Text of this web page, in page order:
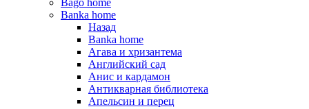
Bago home
Banka home
Назад
Banka home
Агава и хризантема
Английский сад
Анис и кардамон
Антикварная библиотека
Апельсин и перец